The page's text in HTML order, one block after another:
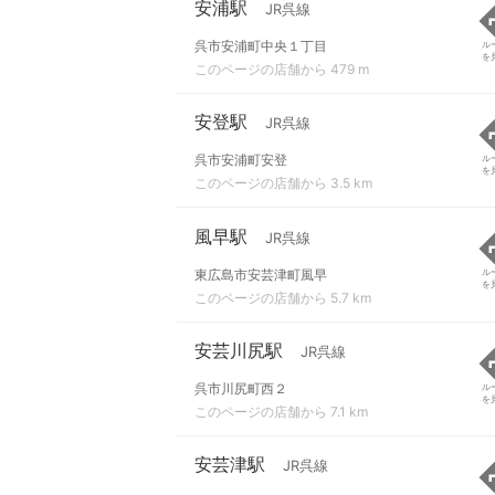
安浦駅 JR呉線
呉市安浦町中央１丁目
このページの店舗から 479 m
ル
を
安登駅 JR呉線
呉市安浦町安登
このページの店舗から 3.5 km
ル
を
風早駅 JR呉線
東広島市安芸津町風早
このページの店舗から 5.7 km
ル
を
安芸川尻駅 JR呉線
呉市川尻町西２
このページの店舗から 7.1 km
ル
を
安芸津駅 JR呉線